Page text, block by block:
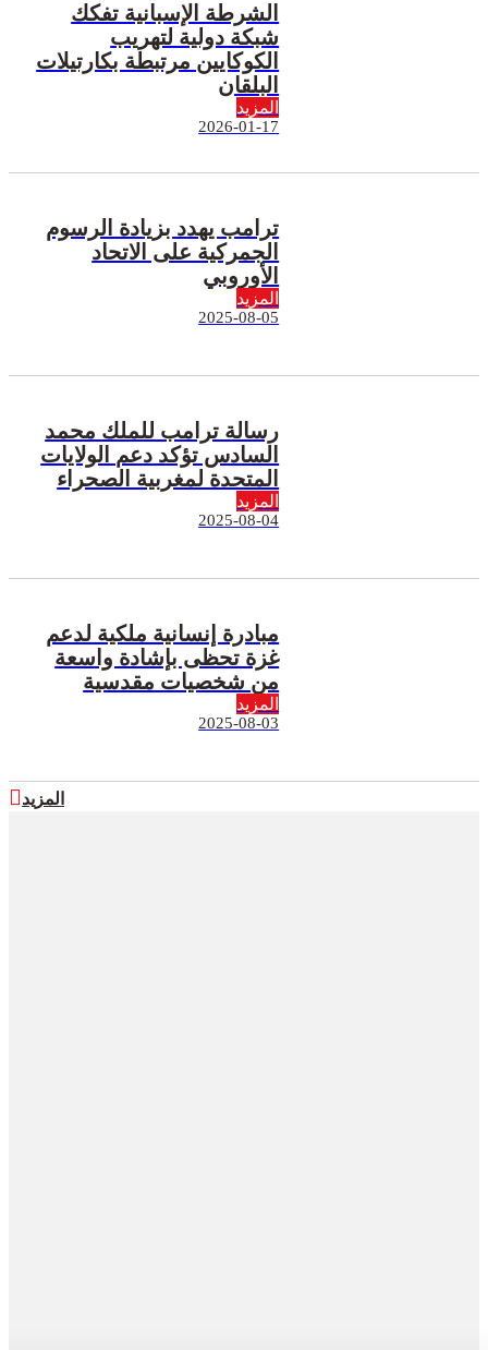
الشرطة الإسبانية تفكك
شبكة دولية لتهريب
الكوكايين مرتبطة بكارتيلات
البلقان
المزيد
2026-01-17
ترامب يهدد بزيادة الرسوم
الجمركية على الاتحاد
الأوروبي
المزيد
2025-08-05
رسالة ترامب للملك محمد
السادس تؤكد دعم الولايات
المتحدة لمغربية الصحراء
المزيد
2025-08-04
مبادرة إنسانية ملكية لدعم
غزة تحظى بإشادة واسعة
من شخصيات مقدسية
المزيد
2025-08-03
المزيد